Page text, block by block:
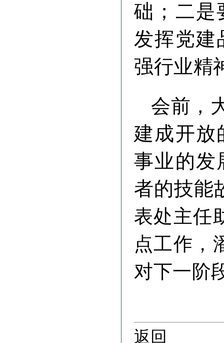
础；二是
发挥党建
强行业精
会前，
建成开放
事业的发
者的技能
表处主任
点工作，
对下一阶
返回